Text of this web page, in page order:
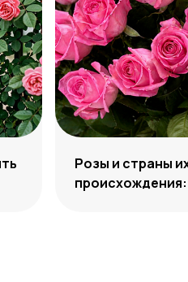
Розы и страны